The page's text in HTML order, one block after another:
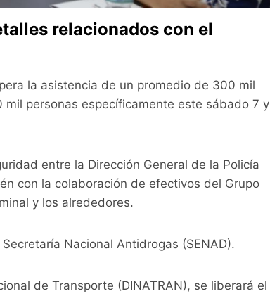
relacionados con el
la asistencia de un promedio de 300 mil
personas específicamente este sábado 7 y
entre la Dirección General de la Policía
con la colaboración de efectivos del Grupo
y los alrededores.
Nacional Antidrogas (SENAD).
de Transporte (DINATRAN), se liberará el